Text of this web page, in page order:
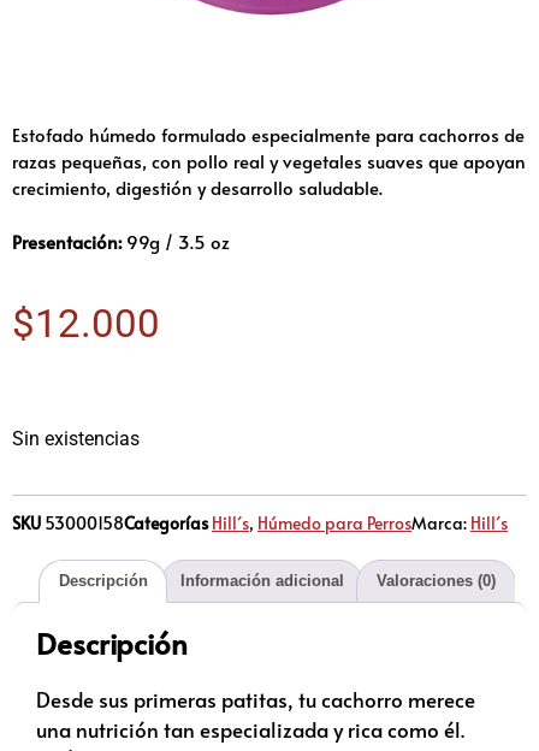
Estofado húmedo formulado especialmente para cachorros de
razas pequeñas, con pollo real y vegetales suaves que apoyan
crecimiento, digestión y desarrollo saludable.
Presentación:99g / 3.5 oz
$12.000
Sin existencias
SKU 53000158Categorías Hill´s, Húmedo para PerrosMarca: Hill´s
Descripción Información adicional Valoraciones (0)
Descripción
Desde sus primeras patitas, tu cachorro merece
una nutrición tan especializada y rica como él.